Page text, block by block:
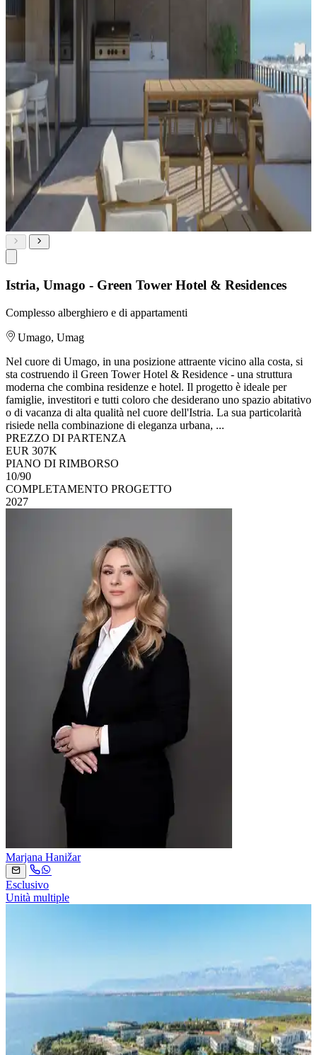
Istria, Umago - Green Tower Hotel & Residences
Complesso alberghiero e di appartamenti
Umago, Umag
Nel cuore di Umago, in una posizione attraente vicino alla costa, si
sta costruendo il Green Tower Hotel & Residence - una struttura
moderna che combina residenze e hotel. Il progetto è ideale per
famiglie, investitori e tutti coloro che desiderano uno spazio abitativo
o di vacanza di alta qualità nel cuore dell'Istria. La sua particolarità
risiede nella combinazione di eleganza urbana, ...
PREZZO DI PARTENZA
EUR 307K
PIANO DI RIMBORSO
10/90
COMPLETAMENTO PROGETTO
2027
Marjana Hanižar
Esclusivo
Unità multiple